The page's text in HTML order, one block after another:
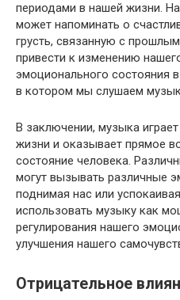
периодами в нашей жизни.
может напоминать о
грусть, связанную с
привести к изменению
эмоционального состояния
в котором мы слушаем
В заключении, музыка
жизни и оказывает прямое
состояние человека.
могут вызывать различные
поднимая нас или
использовать музыку как
регулирования нашего
улучшения нашего
Отрицательное